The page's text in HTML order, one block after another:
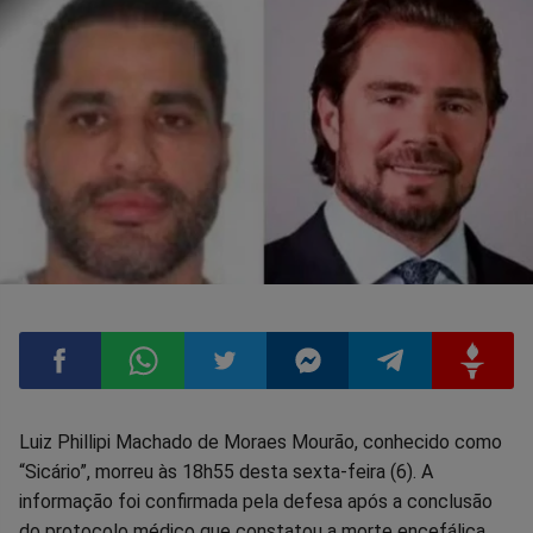
Compartilhar
no
Compartilhar
no
Compartilhar
no
Compartilhar
no
Compartilhar
no
no
Luiz Phillipi Machado de Moraes Mourão, conhecido como
“Sicário”, morreu às 18h55 desta sexta-feira (6). A
informação foi confirmada pela defesa após a conclusão